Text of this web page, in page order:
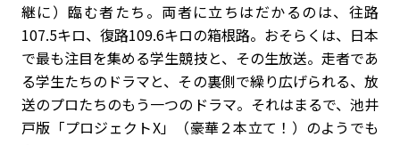
継に）臨む者たち。両者に立ちはだかるのは、往路
107.5キロ、復路109.6キロの箱根路。おそらくは、日本
で最も注目を集める学生競技と、その生放送。走者であ
る学生たちのドラマと、その裏側で繰り広げられる、放
送のプロたちのもう一つのドラマ。それはまるで、池井
戸版「プロジェクトX」（豪華２本立て！）のようでも